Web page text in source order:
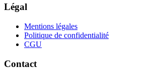
Légal
Mentions légales
Politique de confidentialité
CGU
Contact